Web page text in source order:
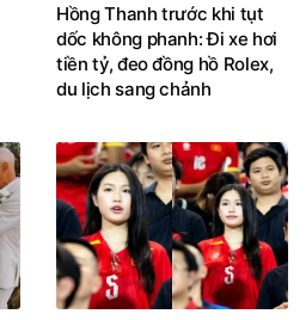
Hồng Thanh trước khi tụt
dốc không phanh: Đi xe hơi
tiền tỷ, đeo đồng hồ Rolex,
du lịch sang chảnh